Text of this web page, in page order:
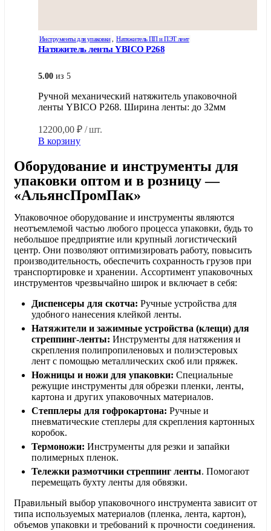
Инструменты для упаковки , Натяжитель ПП и ПЭТ лент
Натяжитель ленты YBICO Р268
5.00 из 5
Ручной механический натяжитель упаковочной
ленты YBICO Р268. Ширина ленты: до 32мм
12200,00 ₽ / шт.
В корзину
Оборудование и инструменты для
упаковки оптом и в розницу —
«АльянсПромПак»
Упаковочное оборудование и инструменты являются
неотъемлемой частью любого процесса упаковки, будь то
небольшое предприятие или крупный логистический
центр. Они позволяют оптимизировать работу, повысить
производительность, обеспечить сохранность грузов при
транспортировке и хранении. Ассортимент упаковочных
инструментов чрезвычайно широк и включает в себя:
Диспенсеры для скотча: Ручные устройства для
удобного нанесения клейкой ленты.
Натяжители и зажимные устройства (клещи) для
стреппинг-ленты: Инструменты для натяжения и
скрепления полипропиленовых и полиэстеровых
лент с помощью металлических скоб или пряжек.
Ножницы и ножи для упаковки: Специальные
режущие инструменты для обрезки пленки, ленты,
картона и других упаковочных материалов.
Степплеры для гофрокартона: Ручные и
пневматические степлеры для скрепления картонных
коробок.
Термоножи: Инструменты для резки и запайки
полимерных пленок.
Тележки размотчики стреппинг ленты. Помогают
перемещать бухту ленты для обвязки.
Правильный выбор упаковочного инструмента зависит от
типа используемых материалов (пленка, лента, картон),
объемов упаковки и требований к прочности соединения.